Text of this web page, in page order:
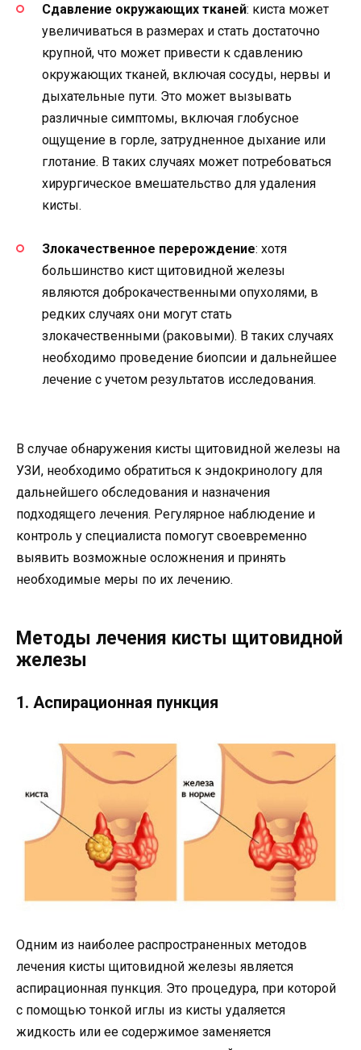
Сдавление окружающих тканей: киста может
увеличиваться в размерах и стать достаточно
крупной, что может привести к сдавлению
окружающих тканей, включая сосуды, нервы и
дыхательные пути. Это может вызывать
различные симптомы, включая глобусное
ощущение в горле, затрудненное дыхание или
глотание. В таких случаях может потребоваться
хирургическое вмешательство для удаления
кисты.
Злокачественное перерождение: хотя
большинство кист щитовидной железы
являются доброкачественными опухолями, в
редких случаях они могут стать
злокачественными (раковыми). В таких случаях
необходимо проведение биопсии и дальнейшее
лечение с учетом результатов исследования.
В случае обнаружения кисты щитовидной железы на
УЗИ, необходимо обратиться к эндокринологу для
дальнейшего обследования и назначения
подходящего лечения. Регулярное наблюдение и
контроль у специалиста помогут своевременно
выявить возможные осложнения и принять
необходимые меры по их лечению.
Методы лечения кисты щитовидной
железы
1. Аспирационная пункция
Одним из наиболее распространенных методов
лечения кисты щитовидной железы является
аспирационная пункция. Это процедура, при которой
с помощью тонкой иглы из кисты удаляется
жидкость или ее содержимое заменяется